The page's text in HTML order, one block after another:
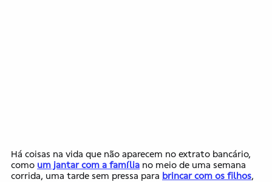
Há coisas na vida que não aparecem no extrato bancário,
como um jantar com a família no meio de uma semana
corrida, uma tarde sem pressa para brincar com os filhos,